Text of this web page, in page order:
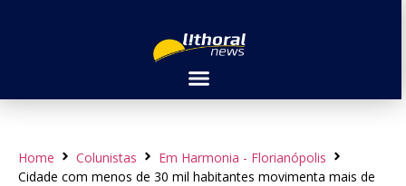
Home Colunistas
Em Harmonia - Florianópolis
Cidade com menos de 30 mil habitantes movimenta mais de